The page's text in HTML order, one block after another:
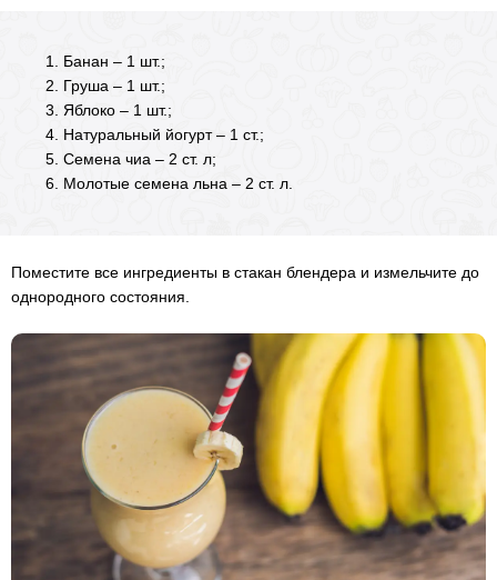
Банан – 1 шт.;
Груша – 1 шт.;
Яблоко – 1 шт.;
Натуральный йогурт – 1 ст.;
Семена чиа – 2 ст. л;
Молотые семена льна – 2 ст. л.
Поместите все ингредиенты в стакан блендера и измельчите до
однородного состояния.